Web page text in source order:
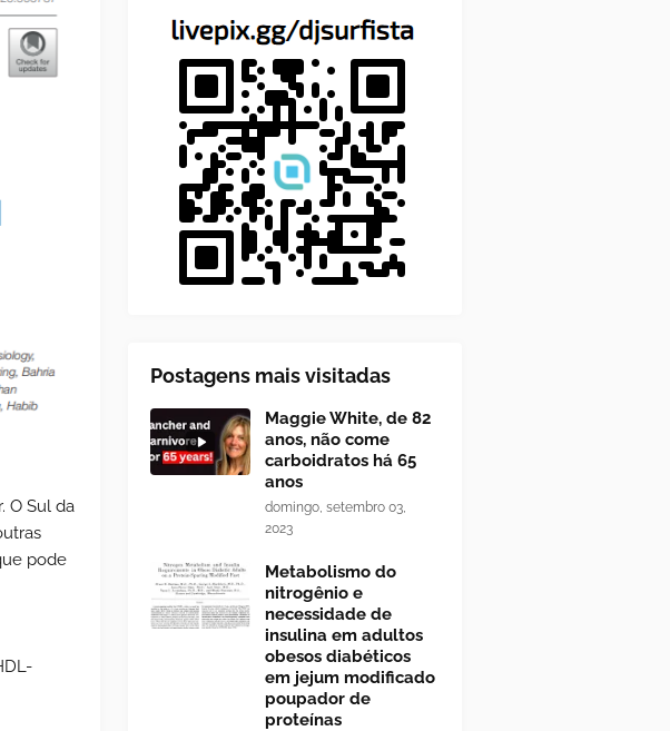
O Sul da
pode
Postagens mais visitadas
Maggie White, de 82
anos, não come
carboidratos há 65
anos
domingo, setembro 03,
2023
Metabolismo do
nitrogênio e
necessidade de
insulina em adultos
obesos diabéticos
em jejum modificado
poupador de
proteínas